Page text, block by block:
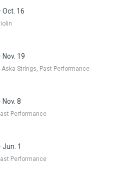
Oct. 16
19
Strings, Past Performance
8
Performance
1
Performance